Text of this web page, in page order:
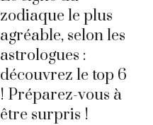
zodiaque le plus
agréable, selon les
astrologues :
découvrez le top 6
! Préparez-vous à
être surpris !